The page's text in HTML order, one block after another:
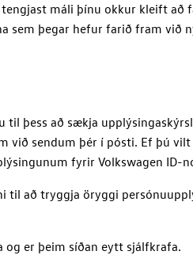
máli þínu okkur kleift
sem þegar hefur farið fram
til þess að sækja
við sendum þér í pósti. Ef þú
fyrir Volkswagen ID-
að tryggja öryggi
er þeim síðan eytt sjálfkrafa.